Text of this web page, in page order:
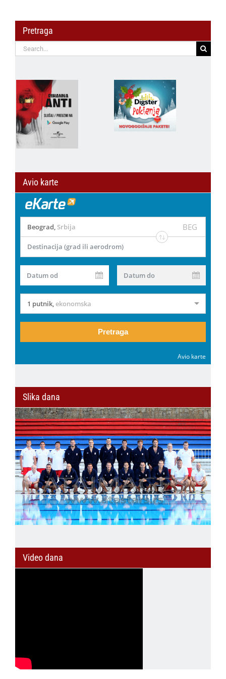
Pretraga
Search
for:
Avio karte
Beograd, Srbija BEG
Destinacija (grad ili aerodrom)
Datum od Datum do
1 putnik,ekonomska
Pretraga
Avio karte
Slika dana
Video dana